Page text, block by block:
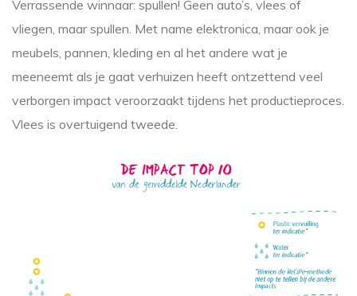
Verrassende winnaar: spullen! Geen auto’s, vlees of
vliegen, maar spullen. Met name elektronica, maar ook je
meubels, pannen, kleding en al het andere wat je
meeneemt als je gaat verhuizen heeft ontzettend veel
verborgen impact veroorzaakt tijdens het productieproces.
Vlees is overtuigend tweede.